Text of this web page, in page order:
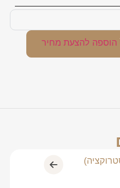
הוספה להצעת מחיר